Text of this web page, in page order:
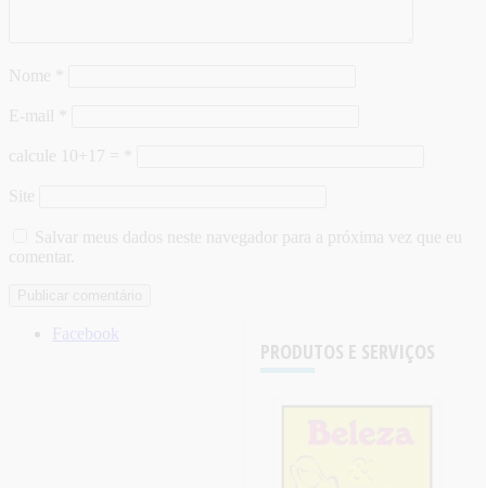
Nome
E-mail
calcule 10+17 =
Site
Salvar meus dados neste navegador para a próxima vez que eu
comentar.
PRODUTOS E SERVIÇOS
Facebook